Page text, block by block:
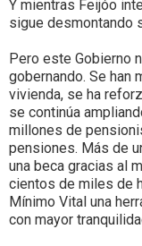
Y mientras Feijóo
sigue desmontando
Pero este Gobierno
gobernando. Se han
vivienda, se ha
se continúa
millones de
pensiones. Más de
una beca gracias al
cientos de miles de
Mínimo Vital una
con mayor